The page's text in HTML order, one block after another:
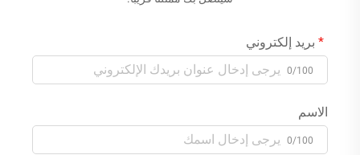
بريد إلكتروني
0/100
الاسم
0/100